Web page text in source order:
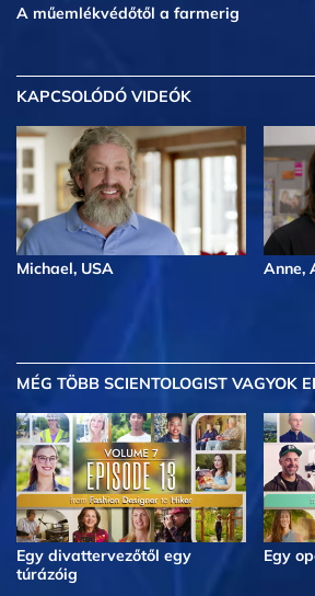
A műemlékvédőtől a farmerig
KAPCSOLÓDÓ VIDEÓK
Michael, USA Anne,
MÉG TÖBB SCIENTOLOGIST VAGYOK
Egy divattervezőtől egy
túrázóig
Egy